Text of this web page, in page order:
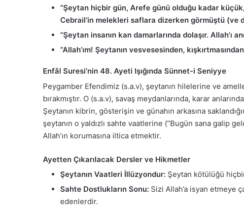
“Şeytan hiçbir gün, Arefe günü olduğu kadar
Cebrail’in melekleri saflara dizerken görmüştü (ve
“Şeytan insanın kan damarlarında dolaşır. Allah’ı
“Allah’ım! Şeytanın vesvesesinden,
Enfâl Suresi’nin 48. Ayeti Işığında Sünnet-i Seniyye
Peygamber Efendimiz (s.a.v), şeytanın hilelerine ve
bırakmıştır. O (s.a.v), savaş meydanlarında, karar
Şeytanın kibrin, gösterişin ve günahın arkasına
şeytanın o yaldızlı sahte vaatlerine (“Bugün sana galip
Allah’ın korumasına iltica etmektir.
Ayetten Çıkarılacak Dersler ve Hikmetler
Şeytanın Vaatleri İllüzyondur: Şeytan kötülüğü
Sahte Dostlukların Sonu: Sizi Allah’a isyan etmeye
edenlerdir.